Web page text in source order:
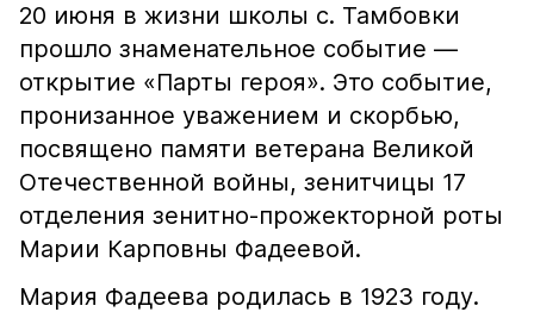
20 июня в жизни школы с. Тамбовки
прошло знаменательное событие —
открытие «Парты героя». Это событие,
пронизанное уважением и скорбью,
посвящено памяти ветерана Великой
Отечественной войны, зенитчицы 17
отделения зенитно-прожекторной роты
Марии Карповны Фадеевой.
Мария Фадеева родилась в 1923 году.